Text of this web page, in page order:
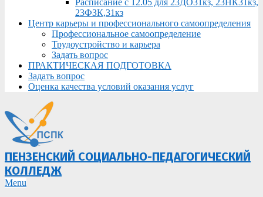
Расписание с 12.05 для 23ДО31кз, 23НК31кз,
23ФЗК,31кз
Центр карьеры и профессионального самоопределения
Профессиональное самоопределение
Трудоустройство и карьера
Задать вопрос
ПРАКТИЧЕСКАЯ ПОДГОТОВКА
Задать вопрос
Оценка качества условий оказания услуг
ПЕНЗЕНСКИЙ СОЦИАЛЬНО-ПЕДАГОГИЧЕСКИЙ
КОЛЛЕДЖ
Primary
Menu